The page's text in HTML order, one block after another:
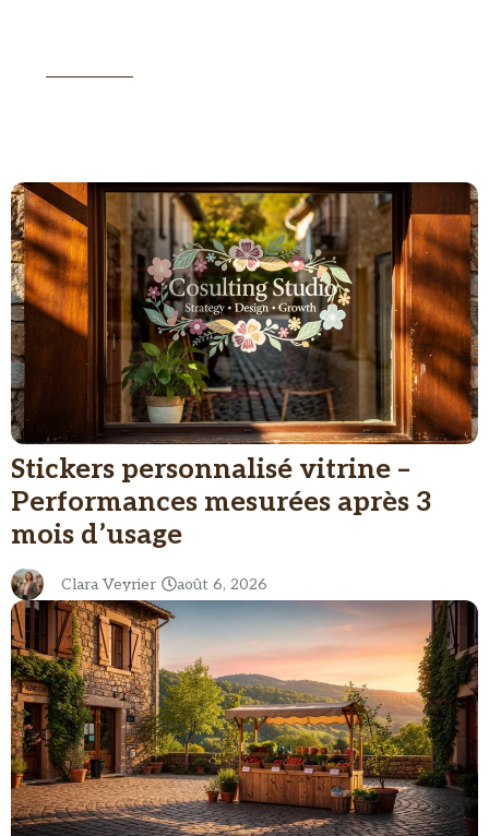
Stickers personnalisé vitrine –
Performances mesurées après 3
mois d’usage
Clara Veyrier août 6, 2026